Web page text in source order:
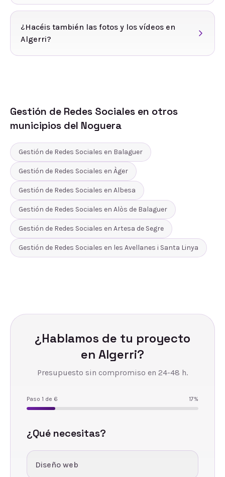
¿Hacéis también las fotos y los vídeos en
Algerri?
Gestión de Redes Sociales en otros
municipios del Noguera
Gestión de Redes Sociales en Balaguer
Gestión de Redes Sociales en Àger
Gestión de Redes Sociales en Albesa
Gestión de Redes Sociales en Alòs de Balaguer
Gestión de Redes Sociales en Artesa de Segre
Gestión de Redes Sociales en les Avellanes i Santa Linya
¿Hablamos de tu proyecto
en Algerri?
Presupuesto sin compromiso en 24-48 h.
Paso 1 de 6 17%
¿Qué necesitas?
Diseño web